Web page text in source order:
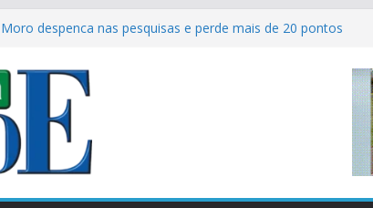
Moro despenca nas pesquisas e perde mais de 20 pontos
Novas máquinas agrícolas revolucionam atendimento aos
produtores no Centro-Oeste
Os Estados Unidos perderam as últimas três grandes guerras
Tercilio Turini parabeniza Federação e reafirma apoio total
aos donos de chácaras